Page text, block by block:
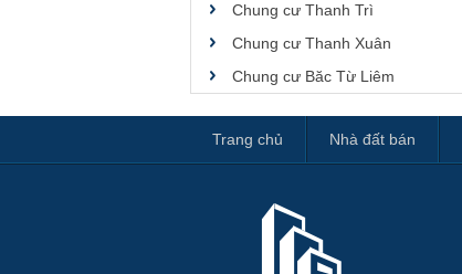
Chung cư Thanh Trì
Chung cư Thanh Xuân
Chung cư Băc Từ Liêm
Trang chủ Nhà đất bán